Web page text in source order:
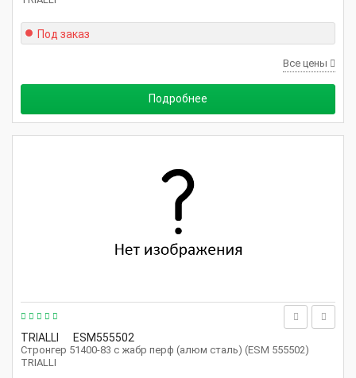
Под заказ
Все цены
Подробнее
TRIALLI ESM555502
Стронгер 51400-83 с жабр перф (алюм сталь) (ESM 555502)
TRIALLI